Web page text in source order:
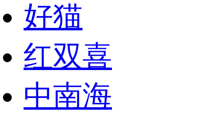
好猫
红双喜
中南海